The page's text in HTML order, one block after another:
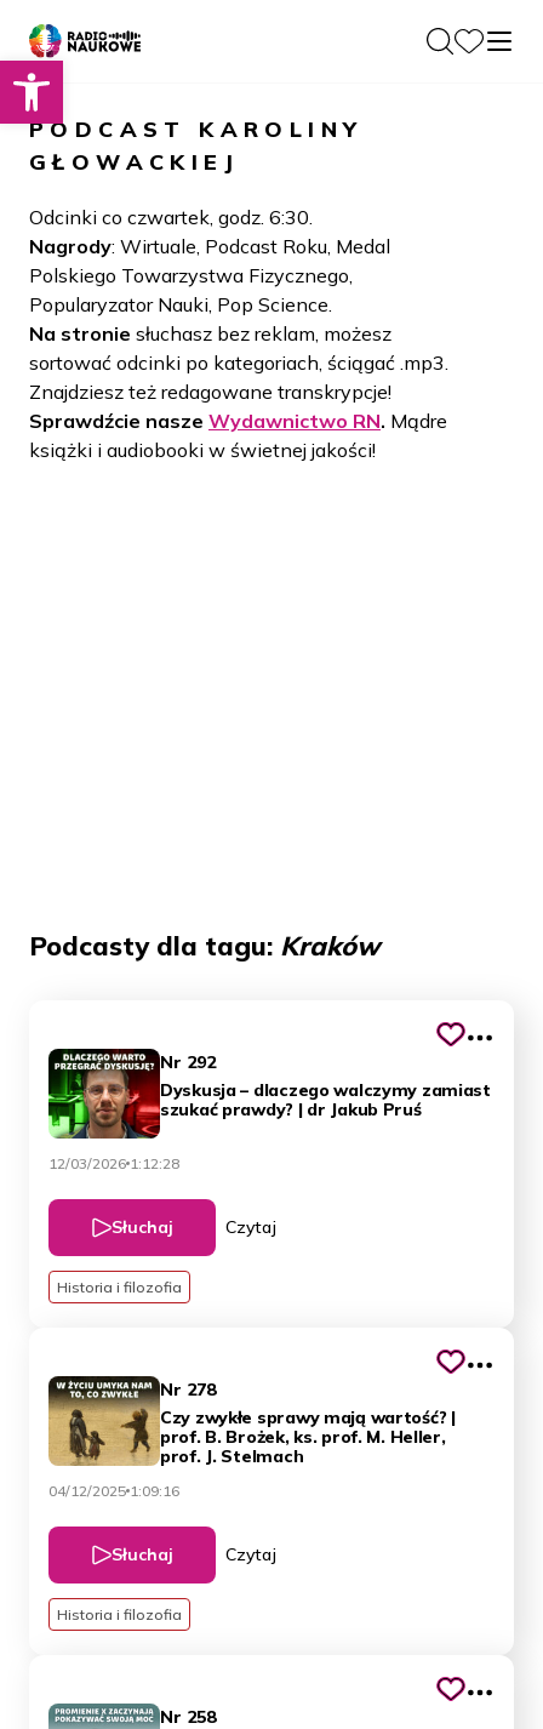
Otwórz pasek narzędzi
O nas
O Radiu
Zespół
Historia
Społeczność
Dla Naukowców
Podcasty
Projekty
LAMU
Beyond Curie
Blog
Kontakt
Wydawnictwo
PODCAST
KAROLINY
GŁOWACKIEJ
Odcinki co czwartek, godz. 6:30.
Nagrody: Wirtuale, Podcast Roku, Medal
Polskiego Towarzystwa Fizycznego,
Popularyzator Nauki, Pop Science.
Na stronie słuchasz bez reklam, możesz
sortować odcinki po kategoriach, ściągać .mp3.
Znajdziesz też redagowane transkrypcje!
Sprawdźcie nasze Wydawnictwo RN. Mądre
książki i audiobooki w świetnej jakości!
Podcasty dla tagu: Kraków
Nr 292
Dyskusja – dlaczego walczymy zamiast
szukać prawdy? | dr Jakub Pruś
12/03/2026 1:12:28
Słuchaj Czytaj
Historia i filozofia
Nr 278
Czy zwykłe sprawy mają wartość? |
prof. B. Brożek, ks. prof. M. Heller,
prof. J. Stelmach
04/12/2025 1:09:16
Słuchaj Czytaj
Historia i filozofia
Nr 258